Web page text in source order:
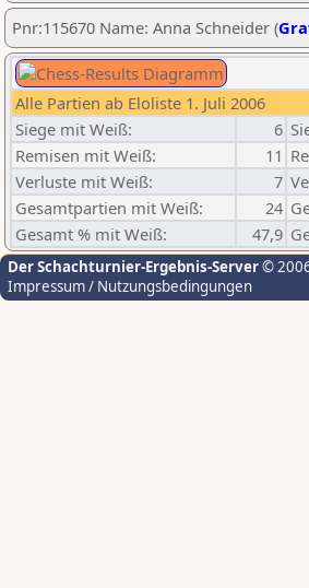
Pnr:115670 Name: Anna Schneider (
Alle Partien ab Eloliste 1. Juli 2006
Siege mit Weiß:
6
Remisen mit Weiß:
11
Verluste mit Weiß:
7
Gesamtpartien mit Weiß:
24
Gesamt % mit Weiß:
47,9
Der Schachturnier-Ergebnis-Server©
Impressum / Nutzungsbedingungen